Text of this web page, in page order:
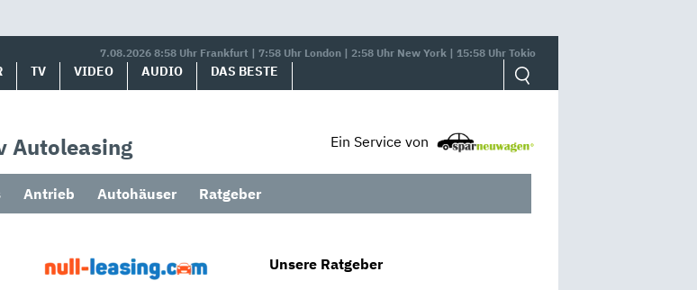
7.08.2026 8:58 Uhr Frankfurt | 7:58 Uhr London | 2:58 Uhr New York | 15:58 Uhr Tokio
TV VIDEO AUDIO DAS BESTE
Autoleasing Ein Service von
Antrieb Autohäuser Ratgeber
Unsere Ratgeber